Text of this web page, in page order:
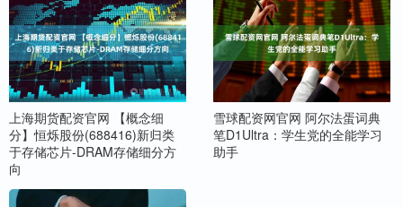
上海期货配资官网 【概念细
分】恒烁股份(688416)新归类
于存储芯片-DRAM存储细分方
向
雪球配资网官网 阿尔法蛋词典
笔D1Ultra：学生党的全能学习
助手